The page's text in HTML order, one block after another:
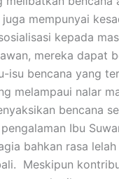
mempunyai
kepada
mereka dapat
isu bencana yang
melampaui nalar
bencana
Ibu
bahkan rasa
Meskipun